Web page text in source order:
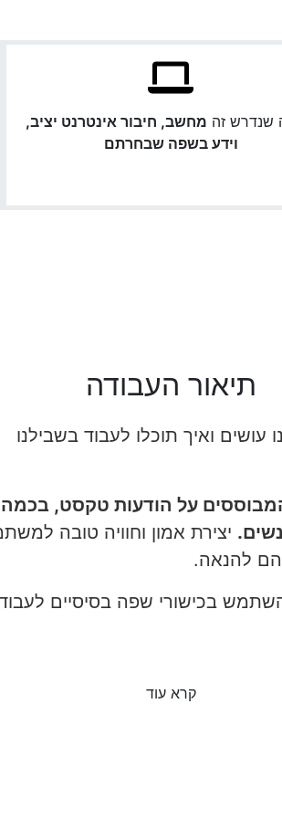
שנדרש זה מחשב, חיבור אינטרנט יציב,
וידע בשפה שבחרתם
תיאור העבודה
עושים ואיך תוכלו לעבוד בשבילנו
על הודעות טקסט,
יצירת אמון וחוויה טובה
להנאה.
בכישורי שפה בסיסיים
קרא עוד